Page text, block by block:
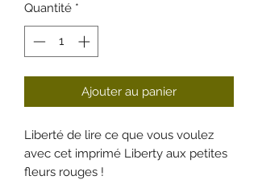
Quantité *
Ajouter au panier
Liberté de lire ce que vous voulez
avec cet imprimé Liberty aux petites
fleurs rouges !